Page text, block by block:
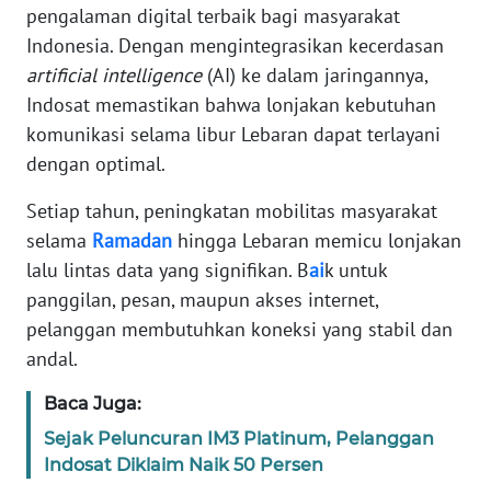
pengalaman digital terbaik bagi masyarakat
Indonesia. Dengan mengintegrasikan kecerdasan
artificial intelligence(AI) ke dalam jaringannya,
Indosat memastikan bahwa lonjakan kebutuhan
komunikasi selama libur Lebaran dapat terlayani
dengan optimal.
Setiap tahun, peningkatan mobilitas masyarakat
selama Ramadan hingga Lebaran memicu lonjakan
lalu lintas data yang signifikan. Baik untuk
panggilan, pesan, maupun akses internet,
pelanggan membutuhkan koneksi yang stabil dan
andal.
Baca Juga:
Sejak Peluncuran IM3 Platinum, Pelanggan
Indosat Diklaim Naik 50 Persen
PEDOMAN
MEDIA
SIBER
REDAKSI
DISCLAIMER
Wahana
News
Regional
WN